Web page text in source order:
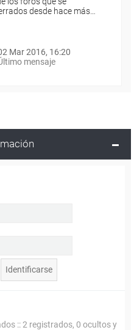
desde hace más…
Mar 2016, 16:20
mensaje
:: 2 registrados, 0 ocultos y